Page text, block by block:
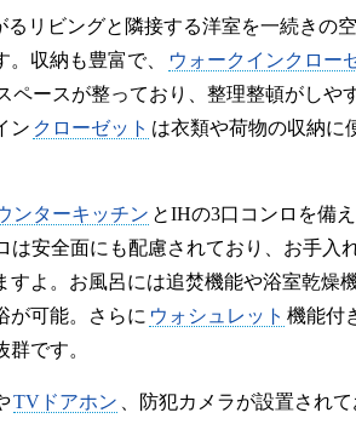
るリビングと隣接する洋室を一続きの
収納も豊富で、
ウォークインクロー
ペースが整っており、整理整頓がしや
ン クローゼット は衣類や荷物の収納に
ンターキッチン とIHの3口コンロを備
は安全面にも配慮されており、お手入
すよ。お風呂には追焚機能や浴室乾燥
が可能。さらに ウォシュレット 機能付
です。
TVドアホン
、防犯カメラが設置され